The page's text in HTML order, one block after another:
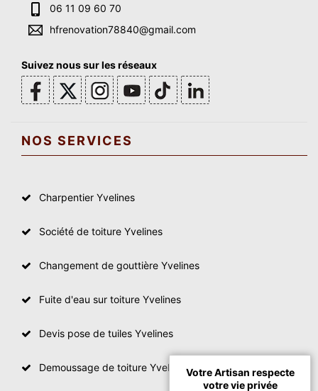
06 11 09 60 70
hfrenovation78840@gmail.com
Suivez nous sur les réseaux
NOS SERVICES
Charpentier Yvelines
Société de toiture Yvelines
Changement de gouttière Yvelines
Fuite d'eau sur toiture Yvelines
Devis pose de tuiles Yvelines
Demoussage de toiture YvelinesVotre Artisan respecte
votre vie privée